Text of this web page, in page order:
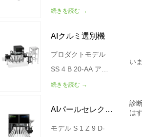
安定し...
質を提供するように
選別機です。トウモ
ロコシや多目的穀物
(小麦、米、ミレッ
ト、キノア、ライ
別に適しており、不
純物、欠陥のある穀
50Hz 電力 (KW) 0.8
0.7 製造 500-
1000(kg/時) 外形寸
法（mm）
1077*1533*1755 ガ
<600 総重量（kg）
290
続きを読む →
AIクルミ選別機
プロダクトモデル
SS 4 B 20-AA アウ
トプット（猫/時
の精密（%） 99%
空気消費量
続きを読む →
AIパールセレクシ
ョンマシン
モデル S 1 Z 9 D-